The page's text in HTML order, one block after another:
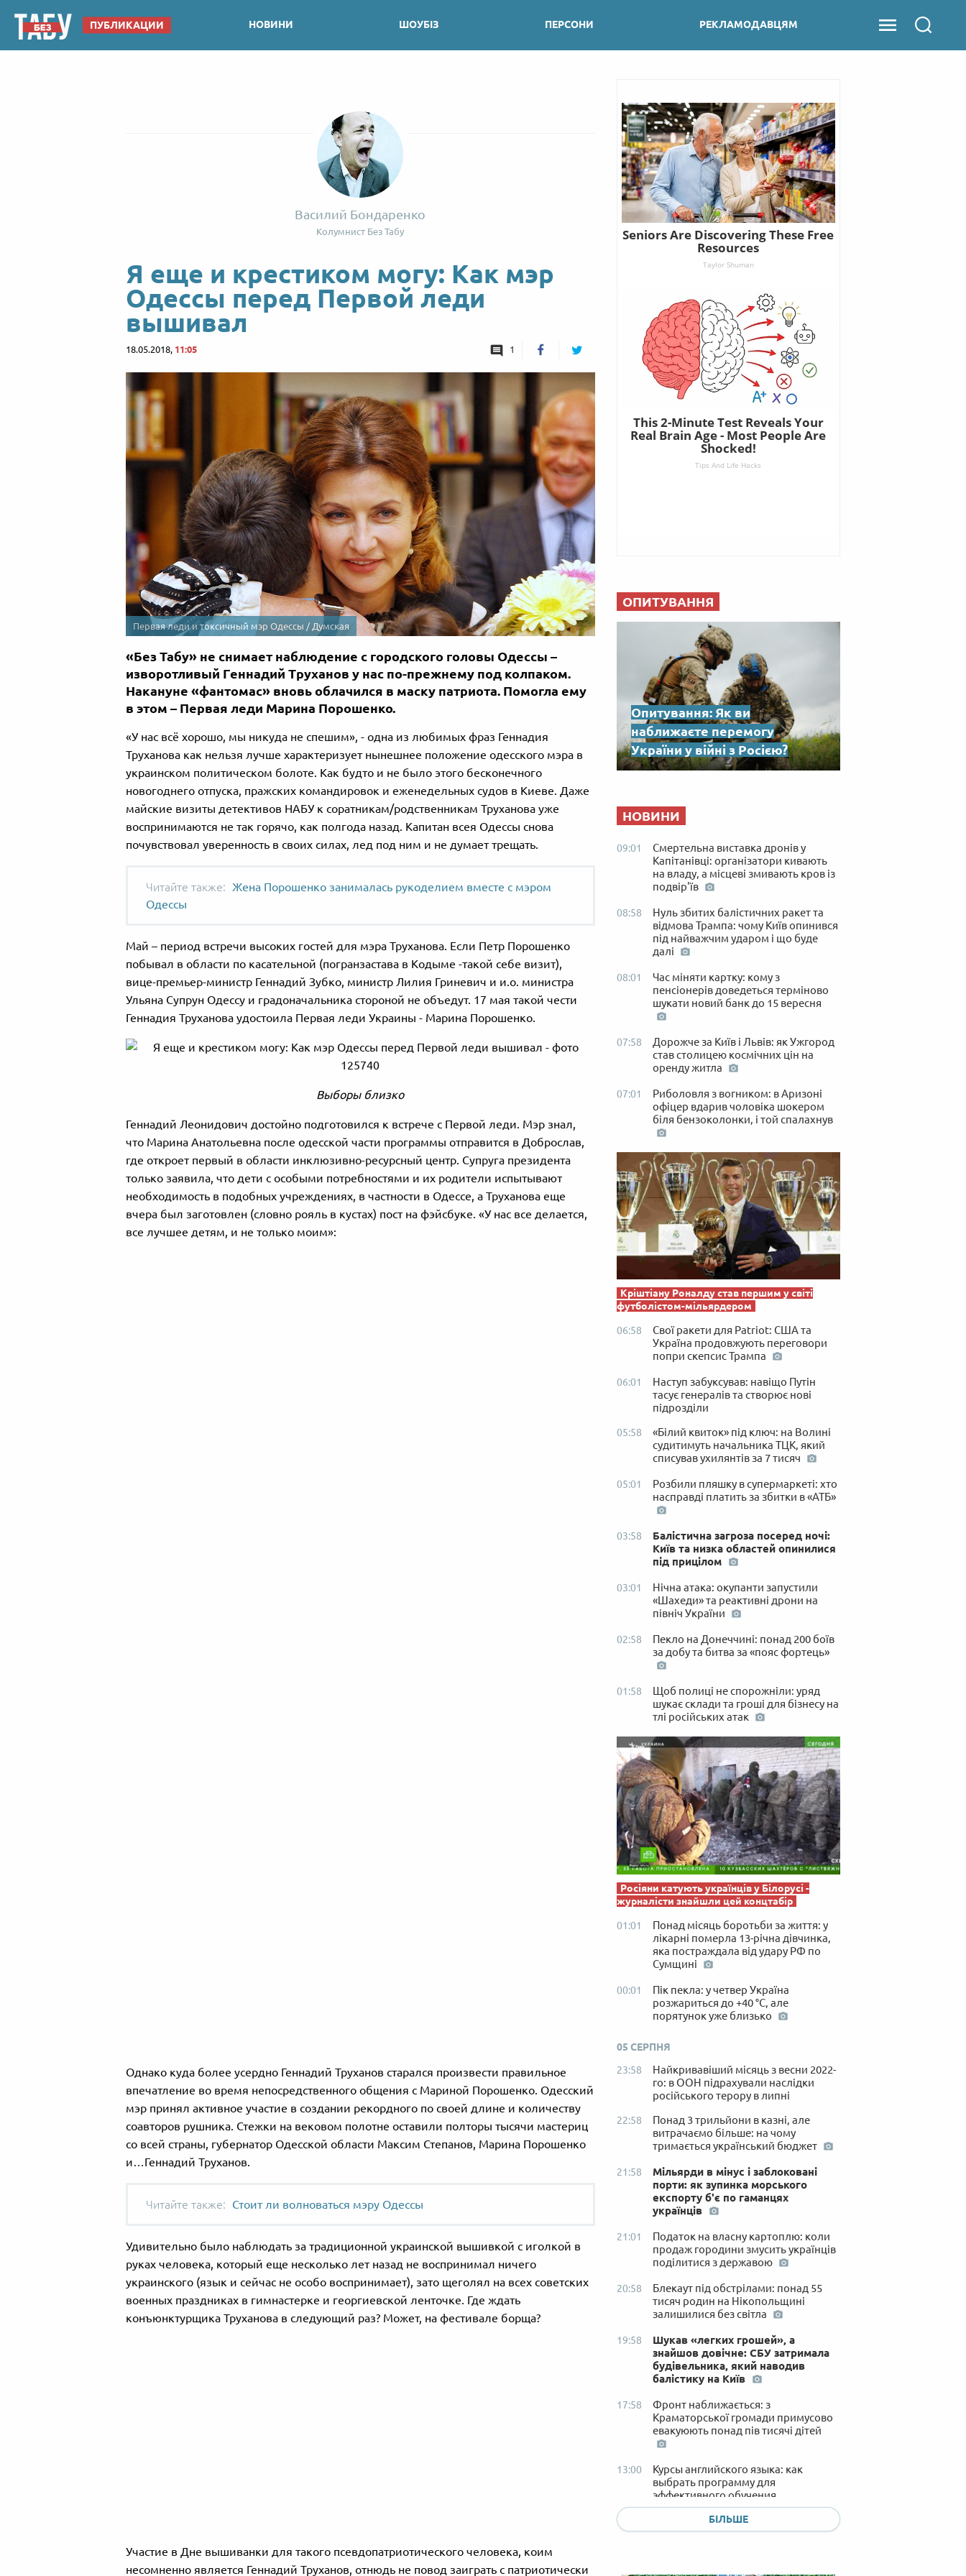
ПУБЛИКАЦИИ НОВИНИ ШОУБІЗ ПЕРСОНИ РЕКЛАМОДАВЦЯМ
Василий Бондаренко
Колумнист Без Табу
Я еще и крестиком могу: Как мэр
Одессы перед Первой леди
вышивал
18.05.2018, 11:05 1
Первая леди и токсичный мэр Одессы / Думская
«Без Табу» не снимает наблюдение с городского головы Одессы –
изворотливый Геннадий Труханов у нас по-прежнему под колпаком.
Накануне «фантомас» вновь облачился в маску патриота. Помогла ему
в этом – Первая леди Марина Порошенко.
«У нас всё хорошо, мы никуда не спешим», - одна из любимых фраз Геннадия
Труханова как нельзя лучше характеризует нынешнее положение одесского мэра в
украинском политическом болоте. Как будто и не было этого бесконечного
новогоднего отпуска, пражских командировок и еженедельных судов в Киеве. Даже
майские визиты детективов НАБУ к соратникам/родственникам Труханова уже
воспринимаются не так горячо, как полгода назад. Капитан всея Одессы снова
почувствовал уверенность в своих силах, лед под ним и не думает трещать.
Жена Порошенко занималась рукоделием вместе с мэром
Одессы
Май – период встречи высоких гостей для мэра Труханова. Если Петр Порошенко
побывал в области по касательной (погранзастава в Кодыме -такой себе визит),
вице-премьер-министр Геннадий Зубко, министр Лилия Гриневич и и.о. министра
Ульяна Супрун Одессу и градоначальника стороной не объедут. 17 мая такой чести
Геннадия Труханова удостоила Первая леди Украины - Марина Порошенко.
Выборы близко
Геннадий Леонидович достойно подготовился к встрече с Первой леди. Мэр знал,
что Марина Анатольевна после одесской части программы отправится в Доброслав,
где откроет первый в области инклюзивно-ресурсный центр. Супруга президента
только заявила, что дети с особыми потребностями и их родители испытывают
необходимость в подобных учреждениях, в частности в Одессе, а Труханова еще
вчера был заготовлен (словно рояль в кустах) пост на фэйсбуке. «У нас все делается,
все лучшее детям, и не только моим»:
Однако куда более усердно Геннадий Труханов старался произвести правильное
впечатление во время непосредственного общения с Мариной Порошенко. Одесский
мэр принял активное участие в создании рекордного по своей длине и количеству
соавторов рушника. Стежки на вековом полотне оставили полторы тысячи мастериц
со всей страны, губернатор Одесской области Максим Степанов, Марина Порошенко
и…Геннадий Труханов.
Стоит ли волноваться мэру Одессы
Удивительно было наблюдать за традиционной украинской вышивкой с иголкой в
руках человека, который еще несколько лет назад не воспринимал ничего
украинского (язык и сейчас не особо воспринимает), зато щеголял на всех советских
военных праздниках в гимнастерке и георгиевской ленточке. Где ждать
конъюнктурщика Труханова в следующий раз? Может, на фестивале борща?
Участие в Дне вышиванки для такого псевдопатриотического человека, коим
несомненно является Геннадий Труханов, отнюдь не повод заиграть с патриотически
ОПИТУВАННЯ
Опитування: Як ви
наближаєте перемогу
України у війні з Росією?
НОВИНИ
09:01
Смертельна виставка дронів у
Капітанівці: організатори кивають
на владу, а місцеві змивають кров із
подвір'їв
08:58
Нуль збитих балістичних ракет та
відмова Трампа: чому Київ опинився
під найважчим ударом і що буде
далі
08:01
Час міняти картку: кому з
пенсіонерів доведеться терміново
шукати новий банк до 15 вересня
07:58
Дорожче за Київ і Львів: як Ужгород
став столицею космічних цін на
оренду житла
07:01
Риболовля з вогником: в Аризоні
офіцер вдарив чоловіка шокером
біля бензоколонки, і той спалахнув
Кріштіану Роналду став першим у світі
футболістом-мільярдером
06:58
Свої ракети для Patriot: США та
Україна продовжують переговори
попри скепсис Трампа
06:01
Наступ забуксував: навіщо Путін
тасує генералів та створює нові
підрозділи
05:58
«Білий квиток» під ключ: на Волині
судитимуть начальника ТЦК, який
списував ухилянтів за 7 тисяч
05:01
Розбили пляшку в супермаркеті: хто
насправді платить за збитки в «АТБ»
03:58
Балістична загроза посеред ночі:
Київ та низка областей опинилися
під прицілом
03:01
Нічна атака: окупанти запустили
«Шахеди» та реактивні дрони на
північ України
02:58
Пекло на Донеччині: понад 200 боїв
за добу та битва за «пояс фортець»
01:58
Щоб полиці не спорожніли: уряд
шукає склади та гроші для бізнесу на
тлі російських атак
Росіяни катують українців у Білорусі -
журналісти знайшли цей концтабір
01:01
Понад місяць боротьби за життя: у
лікарні померла 13-річна дівчинка,
яка постраждала від удару РФ по
Сумщині
00:01
Пік пекла: у четвер Україна
розжариться до +40 °C, але
порятунок уже близько
05 СЕРПНЯ
23:58
Найкривавіший місяць з весни 2022-
го: в ООН підрахували наслідки
російського терору в липні
22:58
Понад 3 трильйони в казні, але
витрачаємо більше: на чому
тримається український бюджет
21:58
Мільярди в мінус і заблоковані
порти: як зупинка морського
експорту б'є по гаманцях
українців
21:01
Податок на власну картоплю: коли
продаж городини змусить українців
поділитися з державою
20:58
Блекаут під обстрілами: понад 55
тисяч родин на Нікопольщині
залишилися без світла
19:58
Шукав «легких грошей», а
знайшов довічне: СБУ затримала
будівельника, який наводив
балістику на Київ
17:58
Фронт наближається: з
Краматорської громади примусово
евакуюють понад пів тисячі дітей
13:00
Курсы английского языка: как
выбрать программу для
эффективного обучения
12:57
Стильний та практичний акцент: як
обрати ідеальний комод для
БІЛЬШЕ